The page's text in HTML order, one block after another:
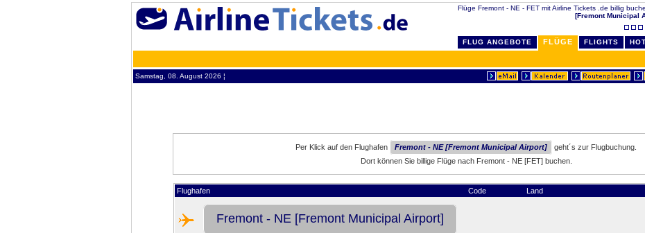
Flüge Fremont - NE - FET mit Airline Tickets .de billig
[Fremont Municipal
FLUG ANGEBOTE FLÜGE FLIGHTS
Samstag, 08. August 2026 ¦
Per Klick auf den Flughafen Fremont - NE [Fremont Municipal Airport]
geht´s zur Flugbuchung.
Dort können Sie billige Flüge nach Fremont - NE [FET] buchen.
Flughafen Code Land
Fremont - NE [Fremont Municipal Airport]